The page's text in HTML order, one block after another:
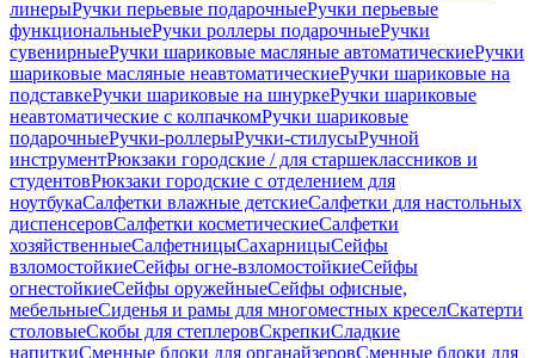
линерыРучки перьевые подарочныеРучки перьевые
функциональныеРучки роллеры подарочныеРучки
сувенирныеРучки шариковые масляные автоматическиеРучки
шариковые масляные неавтоматическиеРучки шариковые на
подставкеРучки шариковые на шнуркеРучки шариковые
неавтоматические с колпачкомРучки шариковые
подарочныеРучки-роллерыРучки-стилусыРучной
инструментРюкзаки городские / для старшеклассников и
студентовРюкзаки городские с отделением для
ноутбукаСалфетки влажные детскиеСалфетки для настольных
диспенсеровСалфетки косметическиеСалфетки
хозяйственныеСалфетницыСахарницыСейфы
взломостойкиеСейфы огне-взломостойкиеСейфы
огнестойкиеСейфы оружейныеСейфы офисные,
мебельныеСиденья и рамы для многоместных креселСкатерти
столовыеСкобы для степлеровСкрепкиСладкие
напиткиСменные блоки для органайзеровСменные блоки для